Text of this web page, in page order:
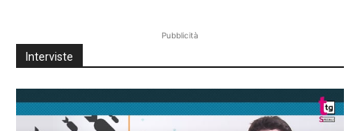
Pubblicità
Interviste